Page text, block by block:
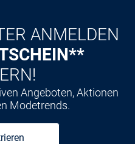
Rechnung
ANMELDEN
Angeboten, Aktionen
Modetrends.